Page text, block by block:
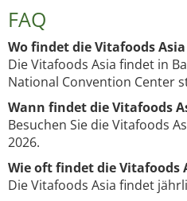
FAQ
Wo findet die Vitafoods
Die Vitafoods Asia findet in
National Convention Center
Wann findet die Vitafoods
Besuchen Sie die Vitafoods
2026.
Wie oft findet die Vitafoods
Die Vitafoods Asia findet